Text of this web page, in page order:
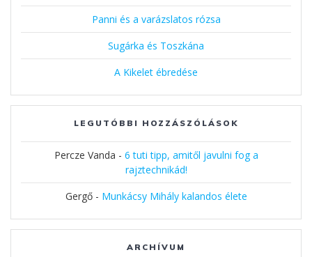
Panni és a varázslatos rózsa
Sugárka és Toszkána
A Kikelet ébredése
LEGUTÓBBI HOZZÁSZÓLÁSOK
Percze Vanda - 6 tuti tipp, amitől javulni fog a
rajztechnikád!
Gergő- Munkácsy Mihály kalandos élete
ARCHÍVUM